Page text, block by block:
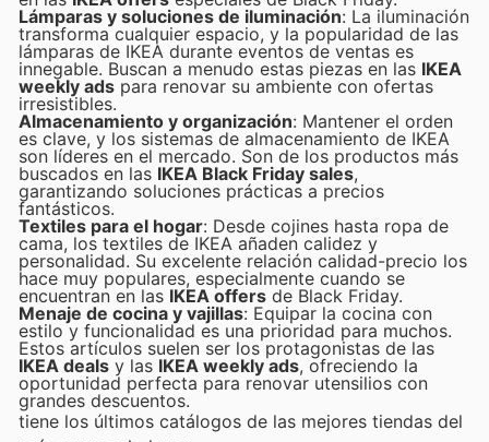
Lámparas y soluciones de iluminación: La iluminación
transforma cualquier espacio, y la popularidad de las
lámparas de IKEA durante eventos de ventas es
innegable. Buscan a menudo estas piezas en las IKEA
weekly ads para renovar su ambiente con ofertas
irresistibles.
Almacenamiento y organización: Mantener el orden
es clave, y los sistemas de almacenamiento de IKEA
son líderes en el mercado. Son de los productos más
buscados en las IKEA Black Friday sales,
garantizando soluciones prácticas a precios
fantásticos.
Textiles para el hogar: Desde cojines hasta ropa de
cama, los textiles de IKEA añaden calidez y
personalidad. Su excelente relación calidad-precio los
hace muy populares, especialmente cuando se
encuentran en las IKEA offers de Black Friday.
Menaje de cocina y vajillas: Equipar la cocina con
estilo y funcionalidad es una prioridad para muchos.
Estos artículos suelen ser los protagonistas de las
IKEA deals y las IKEA weekly ads, ofreciendo la
oportunidad perfecta para renovar utensilios con
grandes descuentos.
tiene los últimos catálogos de las mejores tiendas del